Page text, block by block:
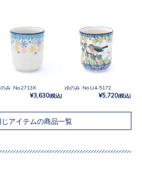
のみ No.2713X
¥3,630(税込)
ゆのみ No.U4-5172
¥5,720(税込)
じアイテムの商品一覧